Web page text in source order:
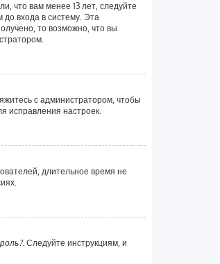
что вам менее 13 лет, следуйте
входа в систему. Эта
то возможно, что вы
с администратором, чтобы
исправления настроек.
длительное время не
. Следуйте инструкциям, и